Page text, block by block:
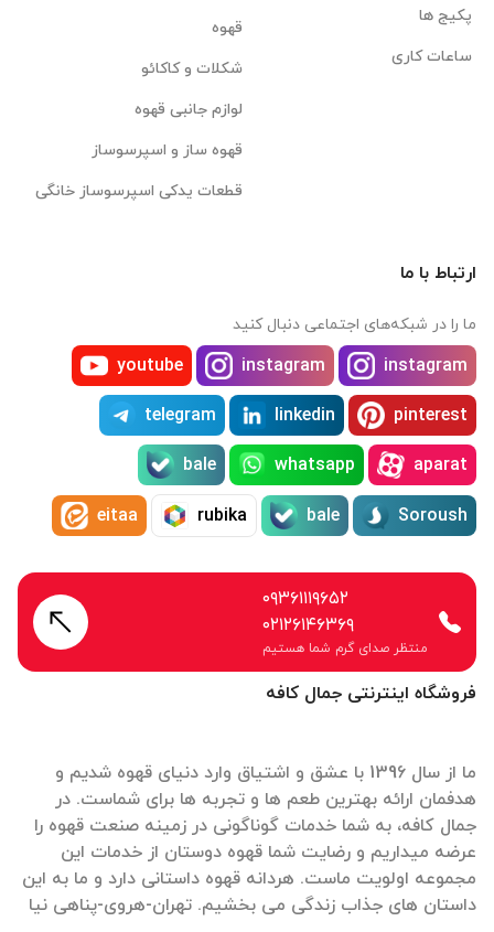
فروشگاه اینترنتی جمال کافه
ما از سال 1396 با عشق و اشتیاق وارد دنیای قهوه شدیم و
هدفمان ارائه بهترین طعم ها و تجربه ها برای شماست. در
جمال کافه، به شما خدمات گوناگونی در زمینه صنعت قهوه را
عرضه میداریم و رضایت شما قهوه دوستان از خدمات این
مجموعه اولویت ماست. هردانه قهوه داستانی دارد و ما به این
داستان های جذاب زندگی می بخشیم. تهران-هروی-پناهی نیا
پکیج ها
ساعات کاری
قهوه
شکلات و کاکائو
لوازم جانبی قهوه
قهوه ساز و اسپرسوساز
قطعات یدکی اسپرسوساز خانگی
ارتباط با ما
ما را در شبکه‌های اجتماعی دنبال کنید
instagram
instagram
youtube
pinterest
linkedin
telegram
aparat
whatsapp
bale
Soroush
bale
rubika
eitaa
۰۹۳۶۱۱۱۹۶۵۲
۰۲۱۲۶۱۴۶۳۶۹
منتظر صدای گرم شما هستیم